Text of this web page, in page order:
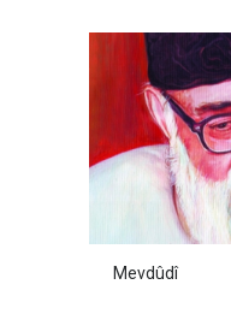
Mevdûdî